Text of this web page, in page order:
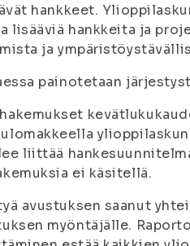
hankkeet.
lisääviä hankkeita ja
ja
painotetaan
liittää
ei käsitellä.
avustuksen saanut
myöntäjälle.